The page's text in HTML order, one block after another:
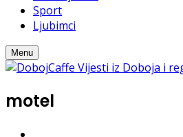
Sport
Ljubimci
Menu
motel